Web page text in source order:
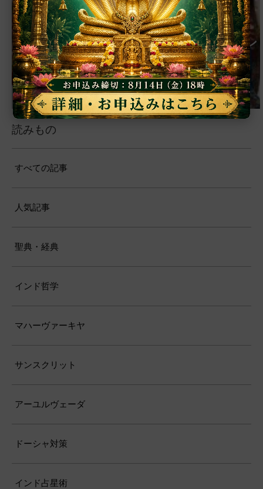
【ご家族参加無料】アーディ・アマーヴ
ァシャー・プージャー（2026年８月12日
（水）実施）
【ご家族参加無料】ラクシュミー・クベ
ーラ・マンスリー・プージャー（2026年８
月12日（水）実施）
【ご家族参加無料】ナーガ・パンチャミ
ー・プージャー（2026年８月17日（月）実
施）
【ご家族参加無料】ヴァラ・ラクシュミ
ー・ヴラタ・プージャー（2026年８月28日
（金）実施）
【ご家族参加無料】サンカタハラ・チャ
トゥルティー・プージャー（2026年８月31
日（月）実施）
【ご家族参加無料】クリシュナ・ジャヤン
ティー・プージャー（2026年９月４日
（金）実施）
【ご家族参加無料】ガネーシャ・チャト
ゥルティー・プージャー（2026年９月14日
（月）実施）
【ご家族参加無料】マハーラクシュミ
ー・ヴラタ・プージャー（2026年９月19日
（土）実施）
【ご家族参加無料】マハーラヤー・アマ
ーヴァシャー・プージャー（2026年10月10
日（土）実施）
第220回グループ・ホーマ（ナーガ・パ
ンチャミー、2026年８月17日（月）実施）
第221回グループ・ホーマ（ガーヤトリ
ー・ジャヤンティー、2026年８月28日
（金）実施）
アンナダーナ・プロジェクト（食事の奉
仕）
ポストコロナ福祉活動支援募金
読みもの
すべての記事
人気記事
聖典・経典
インド哲学
マハーヴァーキヤ
サンスクリット
アーユルヴェーダ
ドーシャ対策
インド占星術